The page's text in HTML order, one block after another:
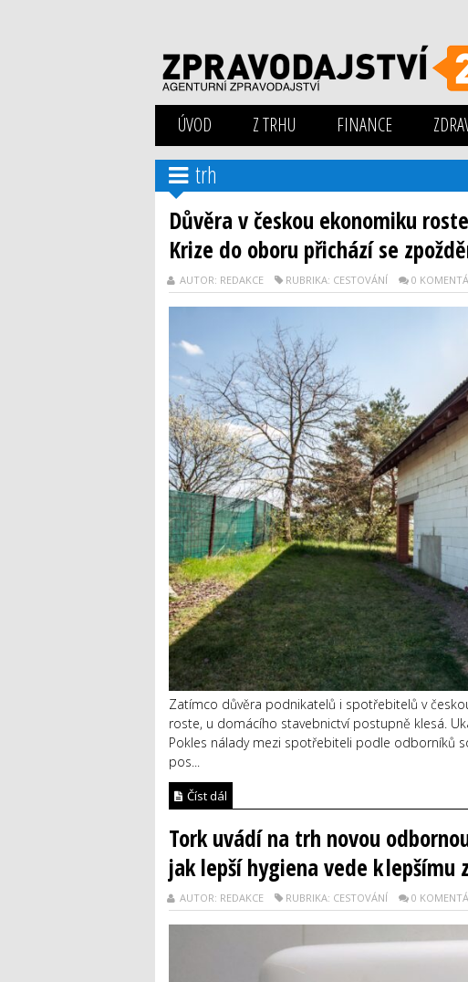
ÚVOD Z TRHU FINANCE
trh
Důvěra v českou ekonomiku
Krize do oboru přichází se
AUTOR: REDAKCE RUBRIKA: CESTOVÁNÍ 0
Zatímco důvěra podnikatelů i spotřebitelů v
roste, u domácího stavebnictví postupně klesá.
Pokles nálady mezi spotřebiteli podle odborníků
pos...
Číst dál
Tork uvádí na trh novou
jak lepší hygiena vede k
AUTOR: REDAKCE RUBRIKA: CESTOVÁNÍ 0